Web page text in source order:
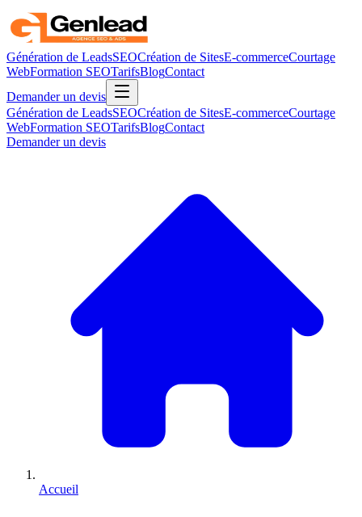
Génération de LeadsSEOCréation de SitesE-commerceCourtage
WebFormation SEOTarifsBlogContact
Demander un devis
Génération de LeadsSEOCréation de SitesE-commerceCourtage
WebFormation SEOTarifsBlogContact
Demander un devis
Accueil